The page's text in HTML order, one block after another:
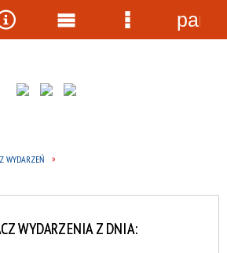
WYDARZEŃ
WYDARZENIA Z DNIA:
Menu Menu
panel